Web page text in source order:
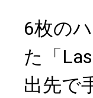
6枚の
た「
出先で